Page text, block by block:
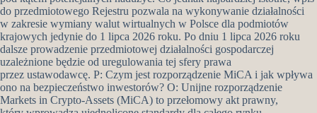
do przedmiotowego Rejestru pozwala na wykonywanie działalności
w zakresie wymiany walut wirtualnych w Polsce dla podmiotów
krajowych jedynie do 1 lipca 2026 roku. Po dniu 1 lipca 2026 roku
dalsze prowadzenie przedmiotowej działalności gospodarczej
uzależnione będzie od uregulowania tej sfery prawa
przez ustawodawcę. P: Czym jest rozporządzenie MiCA i jak wpływa
ono na bezpieczeństwo inwestorów? O: Unijne rozporządzenie
Markets in Crypto-Assets (MiCA) to przełomowy akt prawny,